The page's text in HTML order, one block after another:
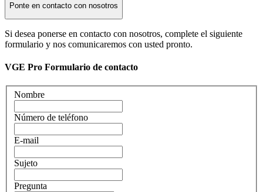
Ponte en contacto con nosotros
Si desea ponerse en contacto con nosotros, complete el siguiente
formulario y nos comunicaremos con usted pronto.
VGE Pro Formulario de contacto
Nombre
Número de teléfono
E-mail
Sujeto
Pregunta